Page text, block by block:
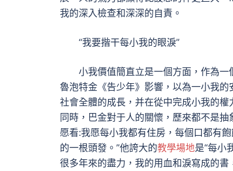
我的深入檢查和深深的自責。
“我要揩干每小我的眼淚”
小我價值簡直立是一個方面，作為
魯泡特金《告少年》影響，以為一小我
社會全體的成長，并在從中完成小我的
同時，巴金對于人的關懷，歷來都不是
愿看:我愿每小我都有住房，每個口都有
的一根頭發。”他誇大的教學場地是“每小
很多年來的盡力，我的用血和淚寫成的